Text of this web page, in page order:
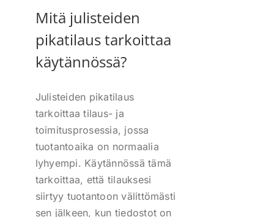
Mitä julisteiden
pikatilaus tarkoittaa
käytännössä?
Julisteiden pikatilaus
tarkoittaa tilaus- ja
toimitusprosessia, jossa
tuotantoaika on normaalia
lyhyempi. Käytännössä tämä
tarkoittaa, että tilauksesi
siirtyy tuotantoon välittömästi
sen jälkeen, kun tiedostot on